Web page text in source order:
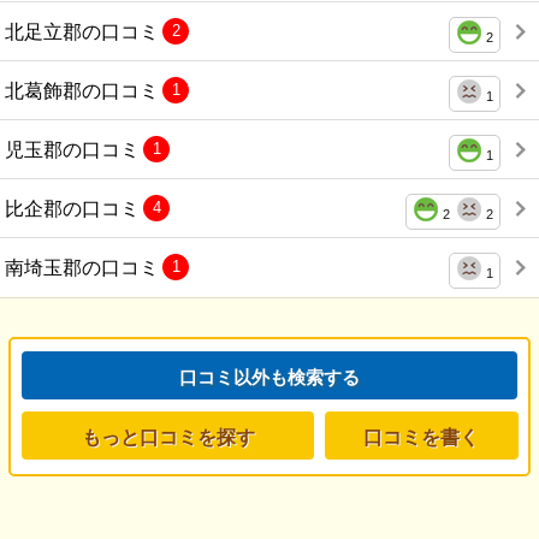
北足立郡の口コミ 2
2
北葛飾郡の口コミ 1
1
児玉郡の口コミ 1
1
比企郡の口コミ 2 2
4
南埼玉郡の口コミ 1
1
口コミ以外も検索する
もっと口コミを探す 口コミを書く